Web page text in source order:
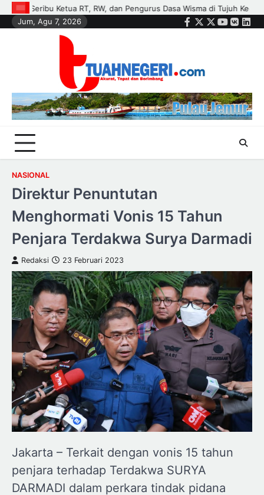
Skip
to
Kecamatan
Polisi dan Petani di Kandis Kawal Jagung 12
Jum, Agu 7, 2026
Facebook
Twitter
Instagram
Youtube
VK
NASIONAL
Direktur Penuntutan
Menghormati Vonis 15 Tahun
Penjara Terdakwa Surya Darmadi
Redaksi 23 Februari 2023
Jakarta – Terkait dengan vonis 15 tahun
penjara terhadap Terdakwa SURYA
DARMADI dalam perkara tindak pidana